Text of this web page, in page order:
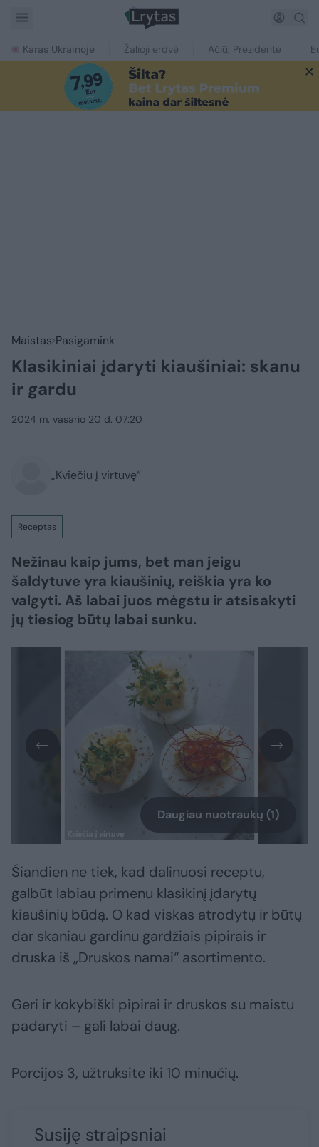
Karas Ukrainoje Žalioji erdvė Ačiū, Prezidente
Maistas Pasigamink
Klasikiniai įdaryti kiaušiniai: skanu
ir gardu
2024 m. vasario 20 d. 07:20
„Kviečiu į virtuvę“
Receptas
Nežinau kaip jums, bet man jeigu
šaldytuve yra kiaušinių, reiškia yra ko
valgyti. Aš labai juos mėgstu ir atsisakyti
jų tiesiog būtų labai sunku.
Daugiau nuotraukų (1)
Šiandien ne tiek, kad dalinuosi receptu,
galbūt labiau primenu klasikinį įdarytų
kiaušinių būdą. O kad viskas atrodytų ir būtų
dar skaniau gardinu gardžiais pipirais ir
druska iš „Druskos namai“ asortimento.
Geri ir kokybiški pipirai ir druskos su maistu
padaryti – gali labai daug.
Porcijos 3, užtruksite iki 10 minučių.
Susiję straipsniai